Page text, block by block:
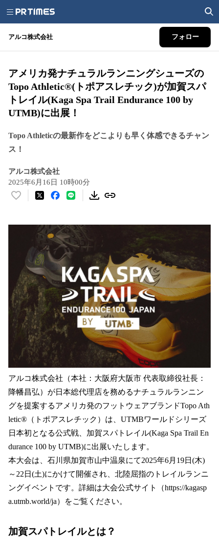
アルコ株式会社 フォロー
アメリカ発ナチュラルランニングシューズの
Topo Athletic®(トポアスレチック)が加賀スパ
トレイル(Kaga Spa Trail Endurance 100 by
UTMB)に出展！
Topo Athleticの最新作をどこよりも早く体感できるチャン
ス！
アルコ株式会社
2025年6月16日 10時00分
い
み
込
み
中
で
す
アルコ株式会社（本社：大阪府大阪市 代表取締役社長：
降幡昌弘）が日本総代理店を務めるナチュラルランニン
グを提案するアメリカ発のフットウェアブランドTopo Ath
letic®（トポアスレチック）は、UTMBワールドシリーズ
日本初となる公式戦、加賀スパトレイル(Kaga Spa Trail En
durance 100 by UTMB)に出展いたします。
本大会は、石川県加賀市山中温泉にて2025年6月19日(木)
～22日(土)にかけて開催され、北陸屈指のトレイルランニ
ングイベントです。詳細は大会公式サイト（https://kagasp
a.utmb.world/ja）をご覧ください。
加賀スパトレイルとは？